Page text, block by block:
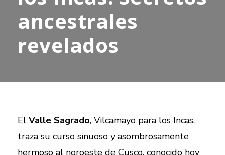
ancestrales
revelados
El Valle Sagrado, Vilcamayo para los Incas,
traza su curso sinuoso y asombrosamente
hermoso al noroeste de Cusco, conocido hoy